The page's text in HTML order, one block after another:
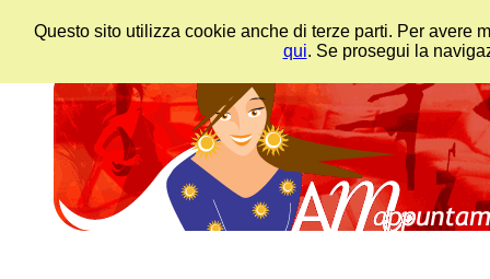
Questo sito utilizza cookie anche di terze parti. Per
qui. Se prosegui la